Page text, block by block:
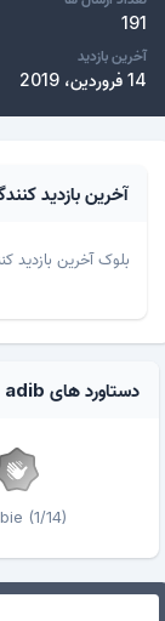
191
آخرین بازدید
14 فروردین، 2019
آخرین بازدید
بلوک آخرین بازدید
دستاورد های adib
(1/14)